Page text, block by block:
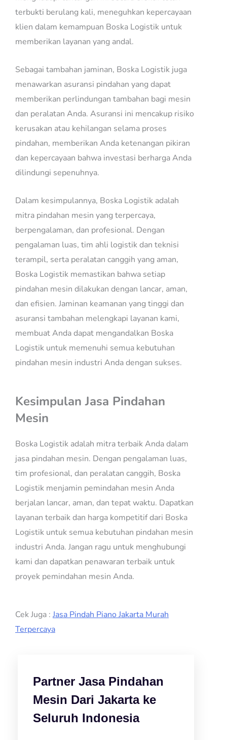
terbukti berulang kali, meneguhkan kepercayaan
klien dalam kemampuan Boska Logistik untuk
memberikan layanan yang andal.
Sebagai tambahan jaminan, Boska Logistik juga
menawarkan asuransi pindahan yang dapat
memberikan perlindungan tambahan bagi mesin
dan peralatan Anda. Asuransi ini mencakup risiko
kerusakan atau kehilangan selama proses
pindahan, memberikan Anda ketenangan pikiran
dan kepercayaan bahwa investasi berharga Anda
dilindungi sepenuhnya.
Dalam kesimpulannya, Boska Logistik adalah
mitra pindahan mesin yang terpercaya,
berpengalaman, dan profesional. Dengan
pengalaman luas, tim ahli logistik dan teknisi
terampil, serta peralatan canggih yang aman,
Boska Logistik memastikan bahwa setiap
pindahan mesin dilakukan dengan lancar, aman,
dan efisien. Jaminan keamanan yang tinggi dan
asuransi tambahan melengkapi layanan kami,
membuat Anda dapat mengandalkan Boska
Logistik untuk memenuhi semua kebutuhan
pindahan mesin industri Anda dengan sukses.
Kesimpulan Jasa Pindahan
Mesin
Boska Logistik adalah mitra terbaik Anda dalam
jasa pindahan mesin. Dengan pengalaman luas,
tim profesional, dan peralatan canggih, Boska
Logistik menjamin pemindahan mesin Anda
berjalan lancar, aman, dan tepat waktu. Dapatkan
layanan terbaik dan harga kompetitif dari Boska
Logistik untuk semua kebutuhan pindahan mesin
industri Anda. Jangan ragu untuk menghubungi
kami dan dapatkan penawaran terbaik untuk
proyek pemindahan mesin Anda.
Cek Juga : Jasa Pindah Piano Jakarta Murah
Terpercaya
Partner Jasa Pindahan
Mesin Dari Jakarta ke
Seluruh Indonesia